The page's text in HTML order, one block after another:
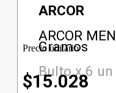
ARCOR
ARCOR
Gramos
Bulto x 6 un
Precio unitario
$15.028